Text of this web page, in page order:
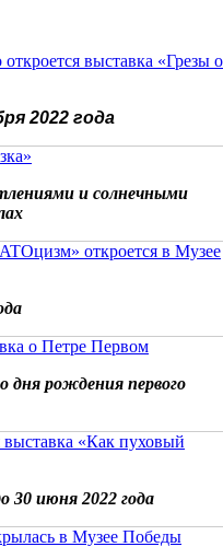
выставка «Грезы о
2022 года
и солнечными
откроется в Музее
о Петре Первом
дня рождения первого
«Как пуховый
30 июня 2022 года
в Музее Победы